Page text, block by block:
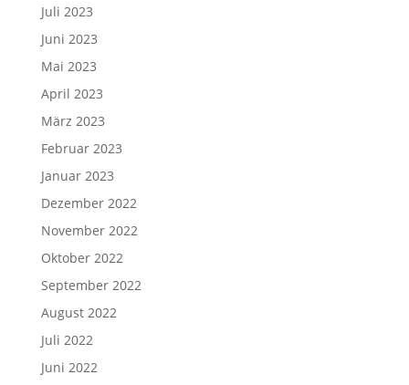
Juli 2023
Juni 2023
Mai 2023
April 2023
März 2023
Februar 2023
Januar 2023
Dezember 2022
November 2022
Oktober 2022
September 2022
August 2022
Juli 2022
Juni 2022